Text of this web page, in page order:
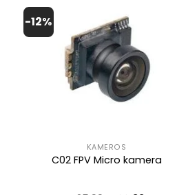
-12%
KAMEROS
C02 FPV Micro kamera